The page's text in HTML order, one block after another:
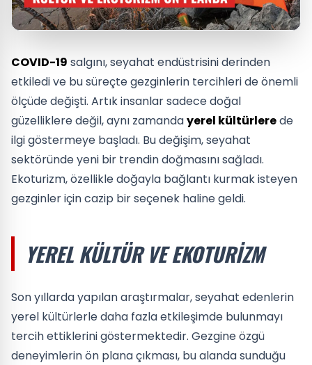
COVID-19 salgını, seyahat endüstrisini derinden
etkiledi ve bu süreçte gezginlerin tercihleri de önemli
ölçüde değişti. Artık insanlar sadece doğal
güzelliklere değil, aynı zamandayerel kültürlerede
ilgi göstermeye başladı. Bu değişim, seyahat
sektöründe yeni bir trendin doğmasını sağladı.
Ekoturizm, özellikle doğayla bağlantı kurmak isteyen
gezginler için cazip bir seçenek haline geldi.
YEREL KÜLTÜR VE EKOTURIZM
Son yıllarda yapılan araştırmalar, seyahat edenlerin
yerel kültürlerle daha fazla etkileşimde bulunmayı
tercih ettiklerini göstermektedir. Gezgine özgü
deneyimlerin ön plana çıkması, bu alanda sunduğu